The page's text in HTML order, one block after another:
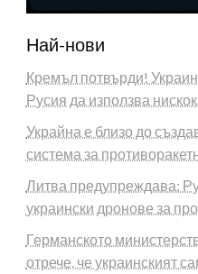
Най-нови
Кремъл потвърди!
Русия да използва
Украйна е близо до
система за
Литва предупреждава:
украински дронове за
Германското
отрече, че украинският